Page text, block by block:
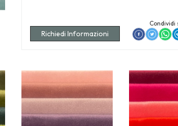
Richiedi Informazioni
Condividi